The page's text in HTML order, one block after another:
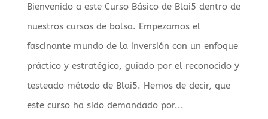
Bienvenido a este Curso Básico de Blai5 dentro de
nuestros cursos de bolsa. Empezamos el
fascinante mundo de la inversión con un enfoque
práctico y estratégico, guiado por el reconocido y
testeado método de Blai5. Hemos de decir, que
este curso ha sido demandado por...